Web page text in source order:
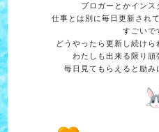
ブロガーとかイン
仕事とは別に毎日更新され
すごいで
どうやったら更新し続けら
わたしも出来る限り頑
毎日見てもらえると励